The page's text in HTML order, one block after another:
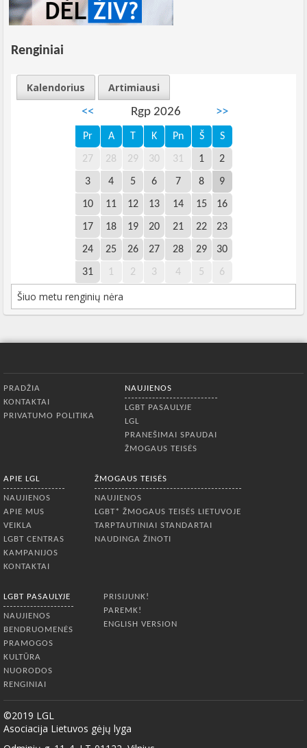
Renginiai
Kalendorius
Artimiausi
<<
Rgp 2026 >>
Pr A T K Pn Š S
27 28 29 30 31 1 2
3 4 5 6 7 8 9
10 11 12 13 14 15 16
17 18 19 20 21 22 23
24 25 26 27 28 29 30
31 1 2 3 4 5 6
Šiuo metu renginių nėra
PRADŽIA
KONTAKTAI
PRIVATUMO POLITIKA
NAUJIENOS
LGBT PASAULYJE
LGL
PRANEŠIMAI SPAUDAI
ŽMOGAUS TEISĖS
APIE LGL
NAUJIENOS
APIE MUS
VEIKLA
LGBT CENTRAS
KAMPANIJOS
KONTAKTAI
ŽMOGAUS TEISĖS
NAUJIENOS
LGBT* ŽMOGAUS TEISĖS LIETUVOJE
TARPTAUTINIAI STANDARTAI
NAUDINGA ŽINOTI
LGBT PASAULYJE
NAUJIENOS
BENDRUOMENĖS
PRAMOGOS
KULTŪRA
NUORODOS
RENGINIAI
PRISIJUNK!
PAREMK!
ENGLISH VERSION
©2019 LGL
Asociacija Lietuvos gėjų lyga